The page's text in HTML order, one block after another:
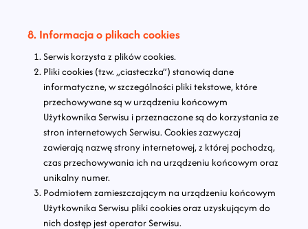
8. Informacja o plikach cookies
Serwis korzysta z plików cookies.
Pliki cookies (tzw. „ciasteczka”) stanowią dane
informatyczne, w szczególności pliki tekstowe, które
przechowywane są w urządzeniu końcowym
Użytkownika Serwisu i przeznaczone są do korzystania ze
stron internetowych Serwisu. Cookies zazwyczaj
zawierają nazwę strony internetowej, z której pochodzą,
czas przechowywania ich na urządzeniu końcowym oraz
unikalny numer.
Podmiotem zamieszczającym na urządzeniu końcowym
Użytkownika Serwisu pliki cookies oraz uzyskującym do
nich dostęp jest operator Serwisu.